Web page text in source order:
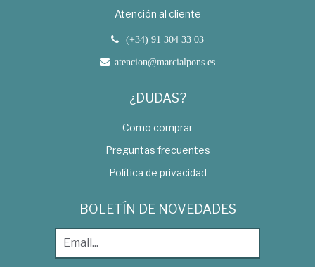
Atención al cliente
(+34) 91 304 33 03
atencion@marcialpons.es
¿DUDAS?
Como comprar
Preguntas frecuentes
Política de privacidad
BOLETÍN DE NOVEDADES